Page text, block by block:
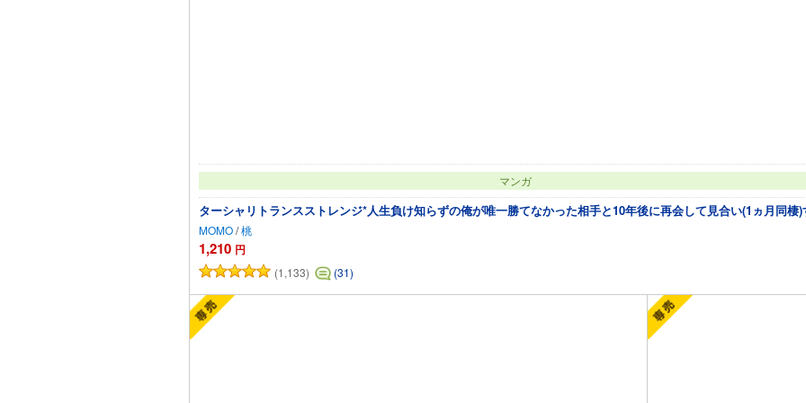
マンガ
ターシャリトランスストレンジ*人生負け知らずの俺が唯一勝てなかった相手と10年後に再会して見合い(1ヵ月同棲)
MOMO/桃
1,210 円
(1,133) (31)